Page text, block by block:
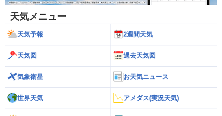
天気メニュー
天気予報 2週間天気
天気図 過去天気図
気象衛星 お天気ニュース
世界天気 アメダス(実況天気)